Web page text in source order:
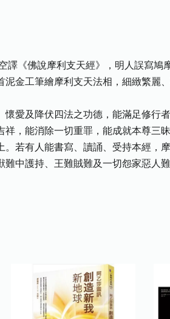
譯《佛說摩利支天經》，明人誤寫
泥金工筆繪摩利支天法相，細緻繁麗
愛及降伏四法之功德，能滿足修行
祥，能消除一切重罪，能成就本尊三
。若有人能書寫、讀誦、受持本經，
難中護持、王難賊難及一切怨家惡人